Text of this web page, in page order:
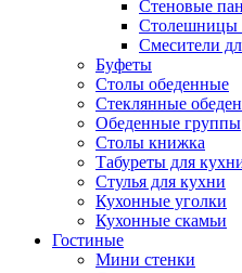
Стеновые
Столешницы
Смесители
Буфеты
Столы обеденные
Стеклянные
Обеденные группы
Столы книжка
Табуреты для
Стулья для кухни
Кухонные уголки
Кухонные скамьи
Гостиные
Мини стенки